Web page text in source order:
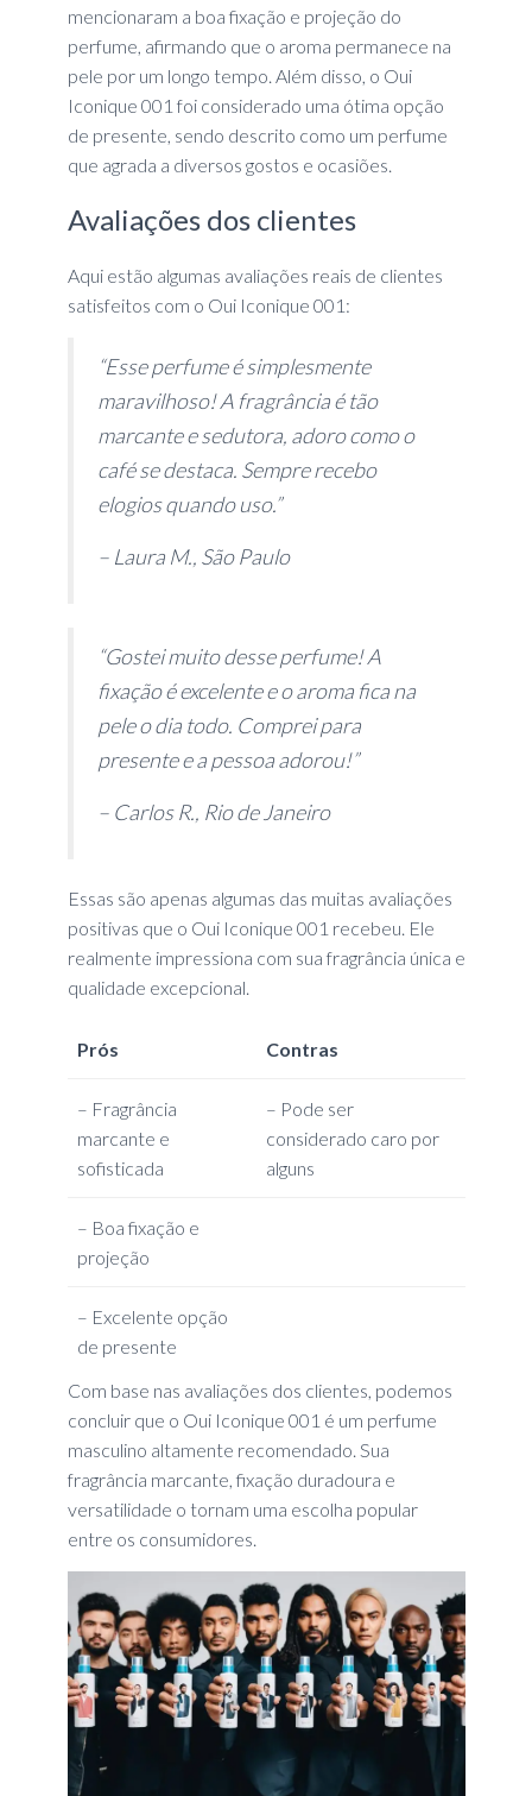
mencionaram a boa fixação e projeção do
perfume, afirmando que o aroma permanece na
pele por um longo tempo. Além disso, o Oui
Iconique 001 foi considerado uma ótima opção
de presente, sendo descrito como um perfume
que agrada a diversos gostos e ocasiões.
Avaliações dos clientes
Aqui estão algumas avaliações reais de clientes
satisfeitos com o Oui Iconique 001:
“Esse perfume é simplesmente
maravilhoso! A fragrância é tão
marcante e sedutora, adoro como o
café se destaca. Sempre recebo
elogios quando uso.”
– Laura M., São Paulo
“Gostei muito desse perfume! A
fixação é excelente e o aroma fica na
pele o dia todo. Comprei para
presente e a pessoa adorou!”
– Carlos R., Rio de Janeiro
Essas são apenas algumas das muitas avaliações
positivas que o Oui Iconique 001 recebeu. Ele
realmente impressiona com sua fragrância única e
qualidade excepcional.
Prós Contras
– Fragrância
marcante e
sofisticada
– Pode ser
considerado caro por
alguns
– Boa fixação e
projeção
– Excelente opção
de presente
Com base nas avaliações dos clientes, podemos
concluir que o Oui Iconique 001 é um perfume
masculino altamente recomendado. Sua
fragrância marcante, fixação duradoura e
versatilidade o tornam uma escolha popular
entre os consumidores.